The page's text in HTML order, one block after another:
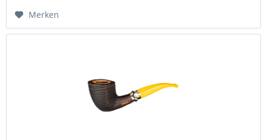
Merken